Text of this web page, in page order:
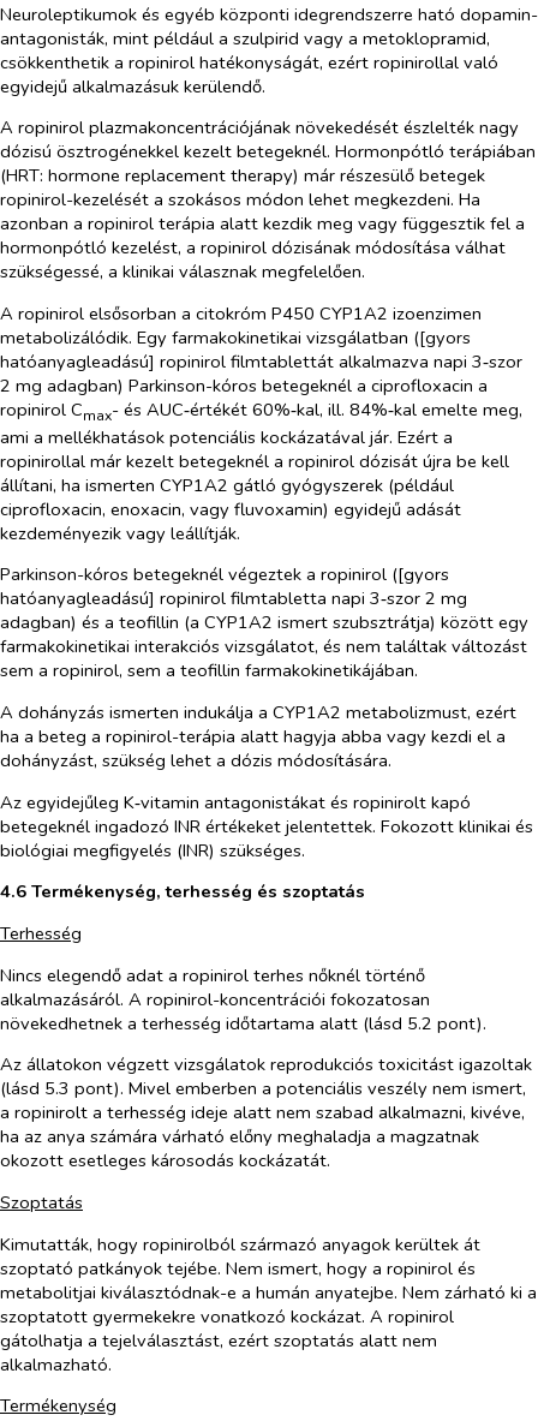
Neuroleptikumok és egyéb központi idegrendszerre ható dopamin-
antagonisták, mint például a szulpirid vagy a metoklopramid,
csökkenthetik a ropinirol hatékonyságát, ezért ropinirollal való
egyidejű alkalmazásuk kerülendő.
A ropinirol plazmakoncentrációjának növekedését észlelték nagy
dózisú ösztrogénekkel kezelt betegeknél. Hormonpótló terápiában
(HRT: hormone replacement therapy) már részesülő betegek
ropinirol-kezelését a szokásos módon lehet megkezdeni. Ha
azonban a ropinirol terápia alatt kezdik meg vagy függesztik fel a
hormonpótló kezelést, a ropinirol dózisának módosítása válhat
szükségessé, a klinikai válasznak megfelelően.
A ropinirol elsősorban a citokróm P450 CYP1A2 izoenzimen
metabolizálódik. Egy farmakokinetikai vizsgálatban ([gyors
hatóanyagleadású] ropinirol filmtablettát alkalmazva napi 3‑szor
2 mg adagban) Parkinson-kóros betegeknél a ciprofloxacin a
ropinirol Cmax- és AUC‑értékét 60%‑kal, ill. 84%‑kal emelte meg,
ami a mellékhatások potenciális kockázatával jár. Ezért a
ropinirollal már kezelt betegeknél a ropinirol dózisát újra be kell
állítani, ha ismerten CYP1A2 gátló gyógyszerek (például
ciprofloxacin, enoxacin, vagy fluvoxamin) egyidejű adását
kezdeményezik vagy leállítják.
Parkinson-kóros betegeknél végeztek a ropinirol ([gyors
hatóanyagleadású] ropinirol filmtabletta napi 3‑szor 2 mg
adagban) és a teofillin (a CYP1A2 ismert szubsztrátja) között egy
farmakokinetikai interakciós vizsgálatot, és nem találtak változást
sem a ropinirol, sem a teofillin farmakokinetikájában.
A dohányzás ismerten indukálja a CYP1A2 metabolizmust, ezért
ha a beteg a ropinirol-terápia alatt hagyja abba vagy kezdi el a
dohányzást, szükség lehet a dózis módosítására.
Az egyidejűleg K‑vitamin antagonistákat és ropinirolt kapó
betegeknél ingadozó INR értékeket jelentettek. Fokozott klinikai és
biológiai megfigyelés (INR) szükséges.
4.6 Termékenység, terhesség és szoptatás
Terhesség
Nincs elegendő adat a ropinirol terhes nőknél történő
alkalmazásáról. A ropinirol-koncentrációi fokozatosan
növekedhetnek a terhesség időtartama alatt (lásd 5.2 pont).
Az állatokon végzett vizsgálatok reprodukciós toxicitást igazoltak
(lásd 5.3 pont). Mivel emberben a potenciális veszély nem ismert,
a ropinirolt a terhesség ideje alatt nem szabad alkalmazni, kivéve,
ha az anya számára várható előny meghaladja a magzatnak
okozott esetleges károsodás kockázatát.
Szoptatás
Kimutatták, hogy ropinirolból származó anyagok kerültek át
szoptató patkányok tejébe. Nem ismert, hogy a ropinirol és
metabolitjai kiválasztódnak-e a humán anyatejbe. Nem zárható ki a
szoptatott gyermekekre vonatkozó kockázat. A ropinirol
gátolhatja a tejelválasztást, ezért szoptatás alatt nem
alkalmazható.
Termékenység